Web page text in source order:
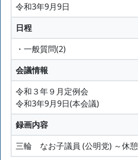
令和3年9月9日
日程
・一般質問(2)
会議情報
令和３年９月定例会
令和3年9月9日(本会議)
録画内容
三輪 なお子議員 (公明党) ～休